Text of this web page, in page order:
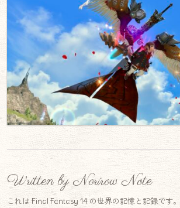
Written by Norirow Note
これは Final Fantasy 14 の世界の記憶と記録です。